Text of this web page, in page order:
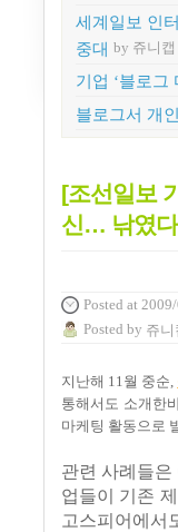
세계일보 인
중대 by 쥬니캡
기업 ‘블로그
블로그서 개
[조선일보
신… 낚였다
Posted at
Posted by 쥬니
지난해 11 월 중순
통해서도 소개한
마케팅 활동으로
관련 사례들
업들이 기존
고스피어에서